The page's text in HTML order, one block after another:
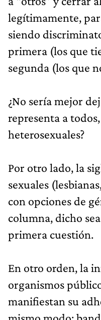
legítimamente,
siendo
primera (los que
segunda (los que
¿No sería mejor
representa a
heterosexuales?
Por otro lado, la
sexuales
con opciones de
columna, dicho
primera cuestión.
En otro orden, la
organismos
manifiestan su